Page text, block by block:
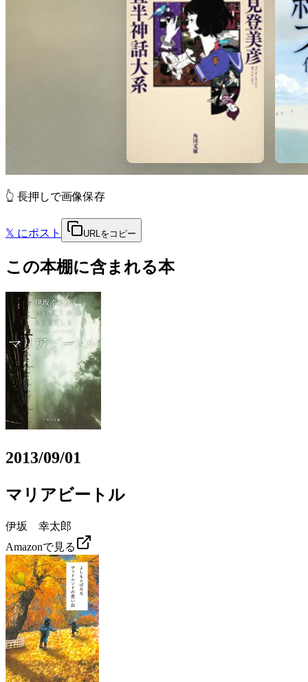
👆 長押しで画像保存
𝕏 にポスト URLをコピー
この本棚に含まれる本
2013/09/01
マリアビートル
伊坂 幸太郎
Amazonで見る